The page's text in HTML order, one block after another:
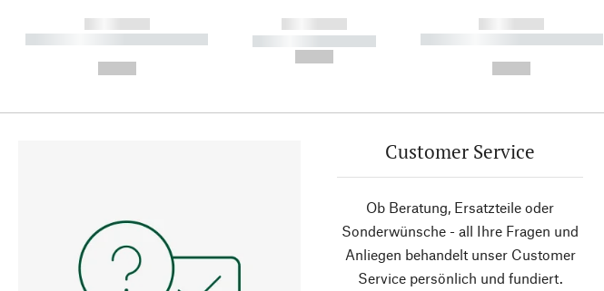
------------
----------- ----------- ----------
------------
----------- -----------
------------
----------- ----------- ----------
Customer Service
Ob Beratung, Ersatzteile oder
Sonderwünsche - all Ihre Fragen und
Anliegen behandelt unser Customer
Service persönlich und fundiert.